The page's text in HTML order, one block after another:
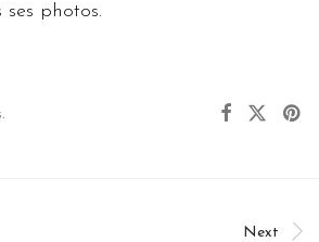
photos.
.
Next